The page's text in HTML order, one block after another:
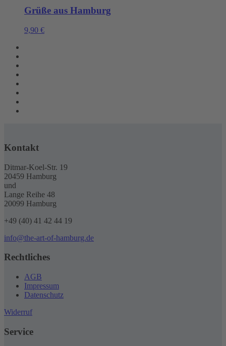
Grüße aus Hamburg
9,90 €
Kontakt
Ditmar-Koel-Str. 19
20459 Hamburg
und
Lange Reihe 48
20099 Hamburg
+49 (40) 41 42 44 19
info@the-art-of-hamburg.de
Rechtliches
AGB
Impressum
Datenschutz
Widerruf
Service